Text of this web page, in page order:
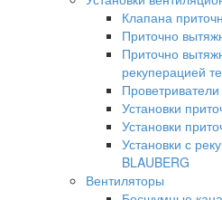
Клапана
Приточно
Приточно
рекуперацией
Установки
Установки
Установки с
BLAUBERG
Вентиляторы